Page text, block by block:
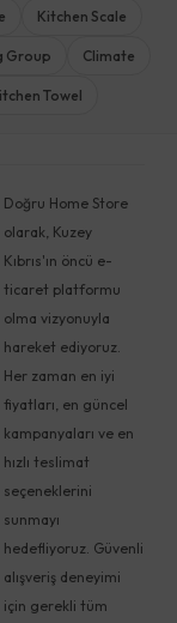
Kitchen Scale
Group Climate
Towel
Doğru Home Store
olarak, Kuzey
Kıbrıs'ın öncü e-
ticaret platformu
olma vizyonuyla
hareket ediyoruz.
Her zaman en iyi
fiyatları, en güncel
kampanyaları ve en
hızlı teslimat
seçeneklerini
sunmayı
hedefliyoruz. Güvenli
alışveriş deneyimi
için gerekli tüm